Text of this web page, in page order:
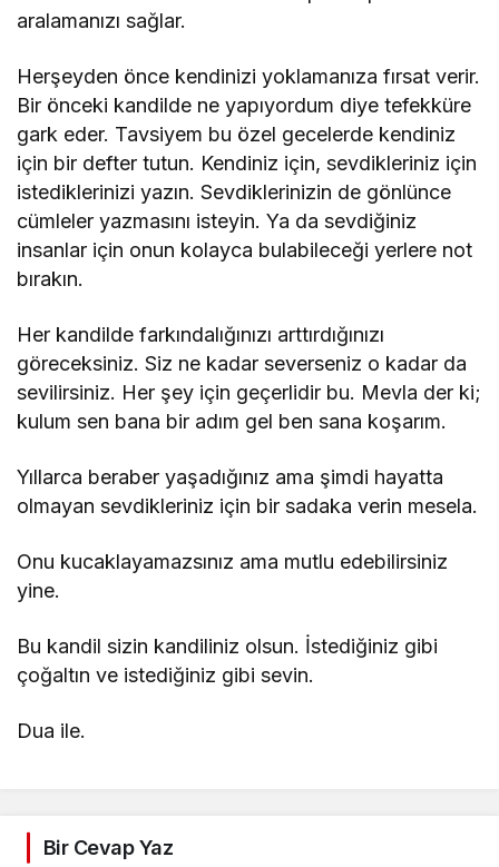
aralamanızı sağlar.
Herşeyden önce kendinizi yoklamanıza fırsat verir.
Bir önceki kandilde ne yapıyordum diye tefekküre
gark eder. Tavsiyem bu özel gecelerde kendiniz
için bir defter tutun. Kendiniz için, sevdikleriniz için
istediklerinizi yazın. Sevdiklerinizin de gönlünce
cümleler yazmasını isteyin. Ya da sevdiğiniz
insanlar için onun kolayca bulabileceği yerlere not
bırakın.
Her kandilde farkındalığınızı arttırdığınızı
göreceksiniz. Siz ne kadar severseniz o kadar da
sevilirsiniz. Her şey için geçerlidir bu. Mevla der ki;
kulum sen bana bir adım gel ben sana koşarım.
Yıllarca beraber yaşadığınız ama şimdi hayatta
olmayan sevdikleriniz için bir sadaka verin mesela.
Onu kucaklayamazsınız ama mutlu edebilirsiniz
yine.
Bu kandil sizin kandiliniz olsun. İstediğiniz gibi
çoğaltın ve istediğiniz gibi sevin.
Dua ile.
Bir Cevap Yaz